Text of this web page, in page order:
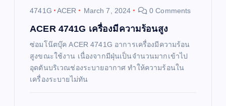
4741G ACER March 7, 2024 0 Comments
ACER 4741G เครื่องมีความร้อนสูง
ซ่อมโน๊ตบุ๊ค ACER 4741G อาการเครื่องมีความร้อน
สูงขณะใช้งาน เนื่องจากมีฝุ่นเป็นจำนวนมากเข้าไป
อุดตันบริเวณช่องระบายอากาศ ทำให้ความร้อนใน
เครื่องระบายไม่ทัน